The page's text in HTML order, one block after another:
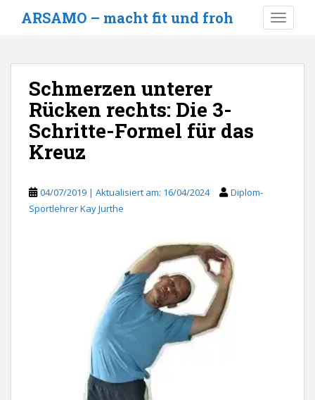
ARSAMO – macht fit und froh
Schmerzen unterer
Rücken rechts: Die 3-
Schritte-Formel für das
Kreuz
04/07/2019 16/04/2024
Diplom-
Sportlehrer Kay Jurthe